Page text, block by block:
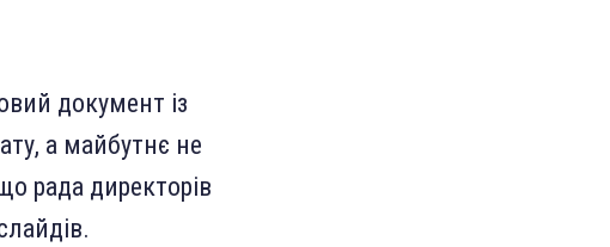
документ із
а майбутнє не
рада директорів